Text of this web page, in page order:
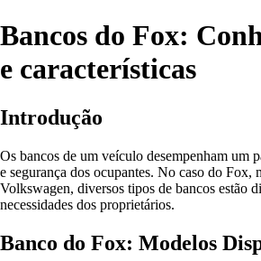
Bancos do Fox:
e características
Introdução
Os bancos de um veículo desempenham um
e segurança dos ocupantes. No caso do Fox,
Volkswagen, diversos tipos de bancos estão
necessidades dos proprietários.
Banco do Fox: Modelos